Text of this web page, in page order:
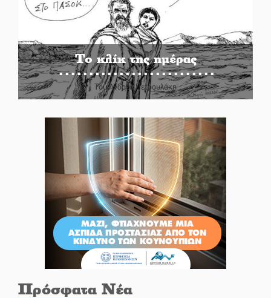
Το κλίκ της ημέρας
Του Ανδρέα Πετρουλάκη
Πρόσφατα Νέα